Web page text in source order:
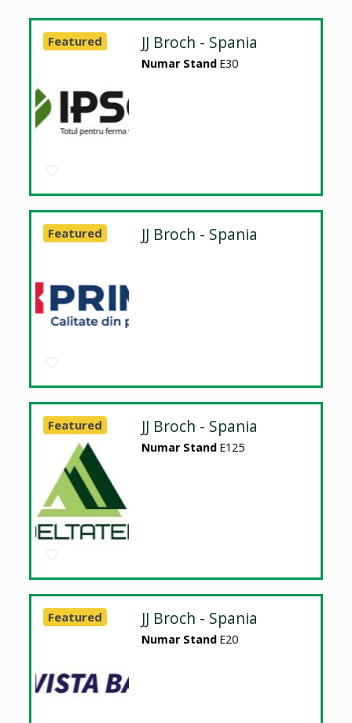
JJ Broch - Spania
Numar Stand E30
Featured
JJ Broch - Spania
Featured
JJ Broch - Spania
Numar Stand E125
Featured
JJ Broch - Spania
Numar Stand E20
Featured